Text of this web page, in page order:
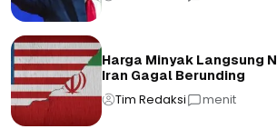
Harga Minyak Langsung
Iran Gagal Berunding
Tim Redaksi menit